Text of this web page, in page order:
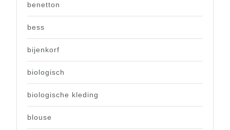
benetton
bess
bijenkorf
biologisch
biologische kleding
blouse